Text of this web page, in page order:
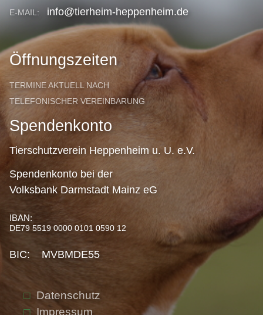
E-MAIL: info@tierheim-heppenheim.de
Öffnungszeiten
TERMINE AKTUELL NACH
TELEFONISCHER VEREINBARUNG
Spendenkonto
Tierschutzverein Heppenheim u. U. e.V.
Spendenkonto bei der
Volksbank Darmstadt Mainz eG
IBAN:
DE79 5519 0000 0101 0590 12
BIC: MVBMDE55
Datenschutz
Impressum